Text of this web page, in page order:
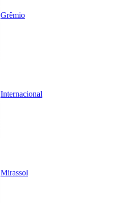
Grêmio
Internacional
Mirassol